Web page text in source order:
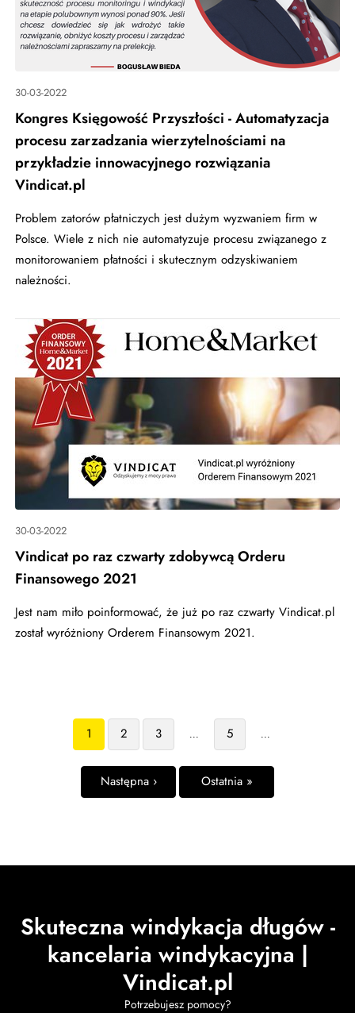
30-03-2022
Kongres Księgowość Przyszłości - Automatyzacja
procesu zarzadzania wierzytelnościami na
przykładzie innowacyjnego rozwiązania
Vindicat.pl
Problem zatorów płatniczych jest dużym wyzwaniem firm w
Polsce. Wiele z nich nie automatyzuje procesu związanego z
monitorowaniem płatności i skutecznym odzyskiwaniem
należności.
30-03-2022
Vindicat po raz czwarty zdobywcą Orderu
Finansowego 2021
Jest nam miło poinformować, że już po raz czwarty Vindicat.pl
został wyróżniony Orderem Finansowym 2021.
1 2 3 ... 5 ...
Następna › Ostatnia »
Skuteczna windykacja długów -
kancelaria windykacyjna |
Vindicat.pl
Potrzebujesz pomocy?